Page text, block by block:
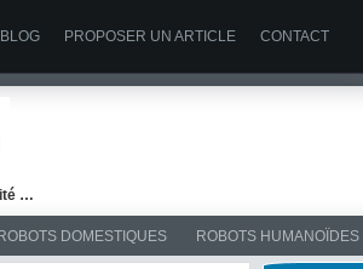
PROPOSER UN ARTICLE CONTACT
…
ROBOTS DOMESTIQUES ROBOTS HUMANOÏDES